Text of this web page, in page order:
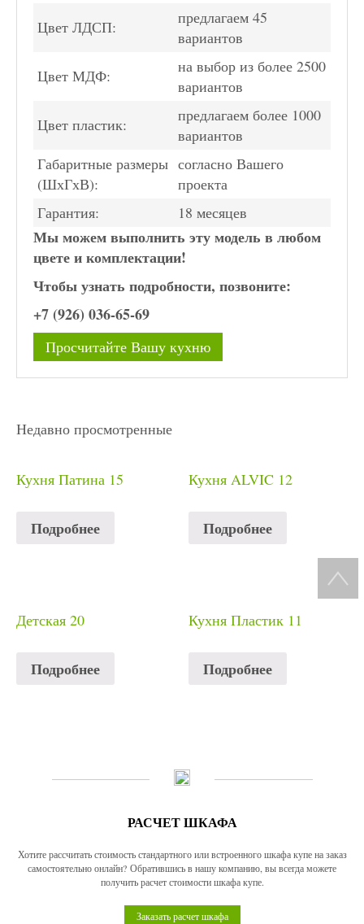
Цвет ЛДСП:
предлагаем 45
вариантов
Цвет МДФ:
на выбор из более 2500
вариантов
Цвет пластик:
предлагаем более 1000
вариантов
Габаритные размеры
(ШхГхВ):
согласно Вашего
проекта
Гарантия:
18 месяцев
Мы можем выполнить эту модель в любом
цвете и комплектации!
Чтобы узнать подробности, позвоните:
+7 (926) 036-65-69
Просчитайте Вашу кухню
Недавно просмотренные
Кухня Патина 15
Подробнее
Кухня ALVIC 12
Подробнее
Детская 20
Подробнее
Кухня Пластик 11
Подробнее
РАСЧЕТ ШКАФА
Хотите рассчитать стоимость стандартного или встроенного шкафа купе на заказ
самостоятельно онлайн? Обратившись в нашу компанию, вы всегда можете
получить расчет стоимости шкафа купе.
Заказать расчет шкафа